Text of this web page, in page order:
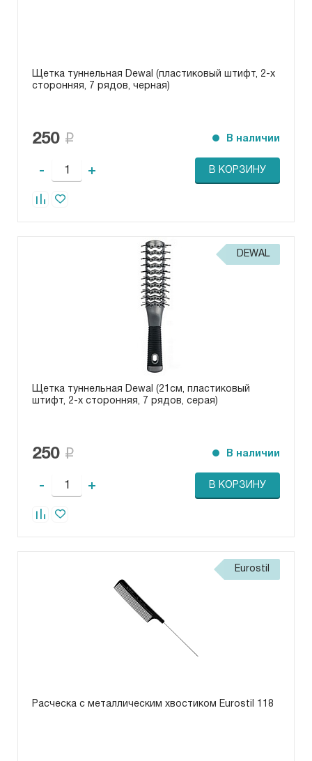
Щетка туннельная Dewal (пластиковый штифт, 2-х
сторонняя, 7 рядов, черная)
250 В наличии
- + В КОРЗИНУ
DEWAL
Щетка туннельная Dewal (21см, пластиковый
штифт, 2-х сторонняя, 7 рядов, серая)
250 В наличии
- + В КОРЗИНУ
Eurostil
Расческа с металлическим хвостиком Eurostil 118